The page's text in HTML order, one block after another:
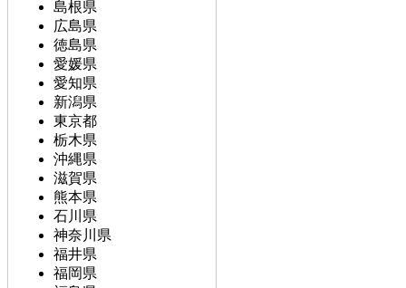
島根県
広島県
徳島県
愛媛県
愛知県
新潟県
東京都
栃木県
沖縄県
滋賀県
熊本県
石川県
神奈川県
福井県
福岡県